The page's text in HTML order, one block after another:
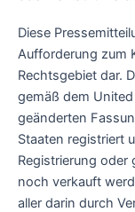
Diese
Aufforderung zum
Rechtsgebiet dar.
gemäß dem
geänderten
Staaten registriert
Registrierung oder
noch verkauft
aller darin durch